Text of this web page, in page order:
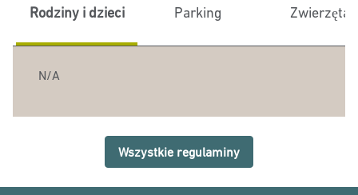
Rodziny i dzieci Parking Zwierzęta
N/A
Wszystkie regulaminy